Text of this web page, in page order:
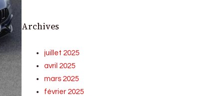
Archives
juillet 2025
avril 2025
mars 2025
février 2025